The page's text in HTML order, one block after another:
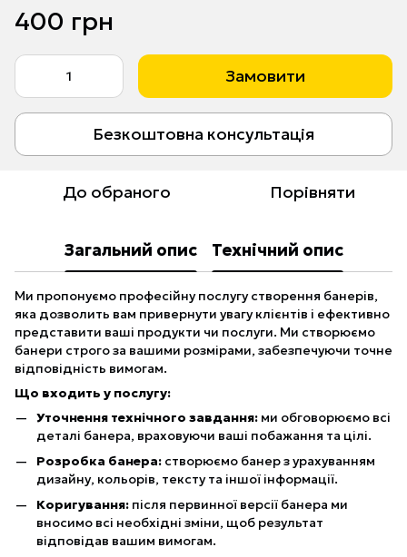
400 грн
Замовити
Безкоштовна консультація
До обраного Порівняти
Загальний опис Технічний опис
Ми пропонуємо професійну послугу створення банерів,
яка дозволить вам привернути увагу клієнтів і ефективно
представити ваші продукти чи послуги. Ми створюємо
банери строго за вашими розмірами, забезпечуючи точне
відповідність вимогам.
Що входить у послугу:
Уточнення технічного завдання: ми обговорюємо всі
деталі банера, враховуючи ваші побажання та цілі.
Розробка банера: створюємо банер з урахуванням
дизайну, кольорів, тексту та іншої інформації.
Коригування: після первинної версії банера ми
вносимо всі необхідні зміни, щоб результат
відповідав вашим вимогам.